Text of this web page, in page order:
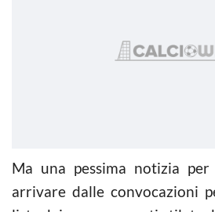
Ma una pessima notizia
arrivare dalle convocazioni